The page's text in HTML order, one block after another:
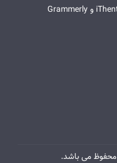
محفوظ می باشد.